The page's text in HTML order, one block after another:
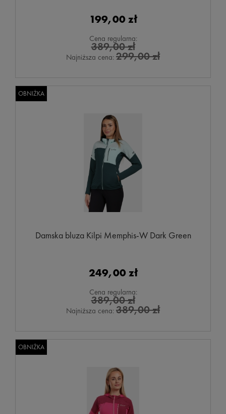
199,00 zł
Cena regularna:
389,00 zł
Najniższa cena: 299,00 zł
Damska bluza Kilpi Memphis-W Dark Green
249,00 zł
Cena regularna:
389,00 zł
Najniższa cena: 389,00 zł
OBNIŻKA
OBNIŻKA